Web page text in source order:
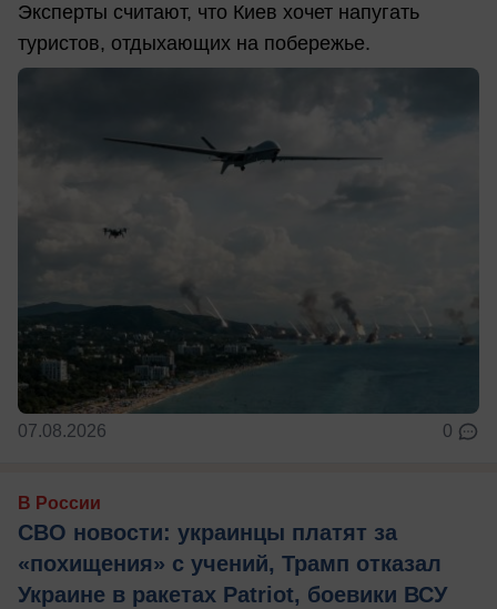
Эксперты считают, что Киев хочет напугать
туристов, отдыхающих на побережье.
07.08.2026 0
В России
СВО новости: украинцы платят за
«похищения» с учений, Трамп отказал
Украине в ракетах Patriot, боевики ВСУ